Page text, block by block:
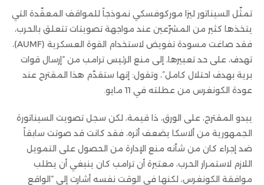
تمثّل السيناتور ليزا موركوفسكي نموذجاً للمواقف المعقّدة التي
يتخذها كثير من المشرّعين عند مواجهة تصويتات تتعلق بالحرب،
فقد صاغت مسودة تفويض لاستخدام القوة العسكرية (AUMF)،
تهدف، على حد تعبيرها، إلى منع الرئيس ترامب من “إرسال قوات
برية بهدف احتلال كامل”، وتقول: إنها ستقدّم هذا المقترح عند
عودة الكونغرس من عطلته في 11 مايو.
يبدو المقترح، على الورق، ذا قيمة، لكن سجل تصويت السيناتورة
الجمهورية من ألاسكا يضعف أثره، فقد كانت قد صوتت سابقاً
ضد إجراء كان من شأنه منع الإدارة من الحصول على التمويل
اللازم لاستمرار الحرب، معتبرة أن ترامب كان ينبغي أن يطلب
موافقة الكونغرس، لكنها في الوقت نفسه أشارت إلى “الواقع